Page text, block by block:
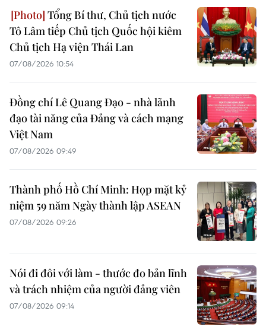
Tổng Bí thư, Chủ tịch nước
Tô Lâm tiếp Chủ tịch Quốc hội kiêm
Chủ tịch Hạ viện Thái Lan
07/08/2026 10:54
Đồng chí Lê Quang Đạo - nhà lãnh
đạo tài năng của Đảng và cách mạng
Việt Nam
07/08/2026 09:49
Thành phố Hồ Chí Minh: Họp mặt kỷ
niệm 59 năm Ngày thành lập ASEAN
07/08/2026 09:26
Nói đi đôi với làm - thước đo bản lĩnh
và trách nhiệm của người đảng viên
07/08/2026 09:14